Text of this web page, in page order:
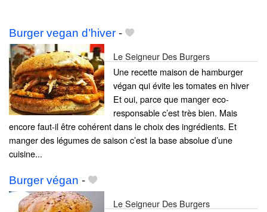
Burger vegan d’hiver -
Le Seigneur Des Burgers
Une recette maison de hamburger
végan qui évite les tomates en hiver
Et oui, parce que manger eco-
responsable c’est très bien. Mais
encore faut-il être cohérent dans le choix des ingrédients. Et
manger des légumes de saison c’est la base absolue d’une
cuisine...
Burger végan -
Le Seigneur Des Burgers